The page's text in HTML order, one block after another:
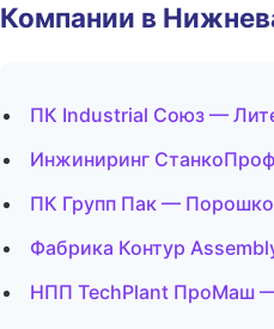
Компании в
ПК Industrial Союз —
Инжиниринг
ПК Групп Пак —
Фабрика Контур
НПП TechPlant ПроМаш —